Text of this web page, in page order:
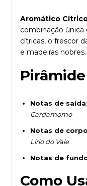
Aromático
combinação única
cítricas, o frescor
e madeiras nobres.
Notas de saída:
Cardamomo
Notas de corpo
Lírio do Vale
Notas de
Como